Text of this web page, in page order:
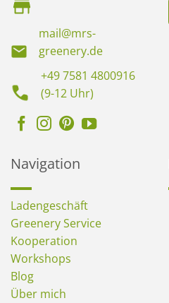
mail@mrs-
greenery.de
+49 7581 4800916
(9-12 Uhr)
Navigation
Ladengeschäft
Greenery Service
Kooperation
Workshops
Blog
Über mich